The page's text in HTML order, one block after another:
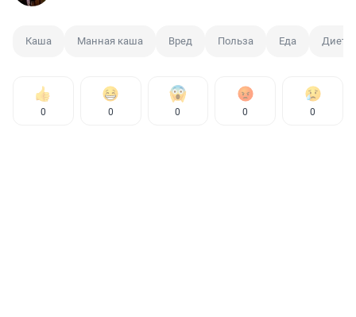
Каша Манная каша Вред Польза Еда
0 0 0 0 0